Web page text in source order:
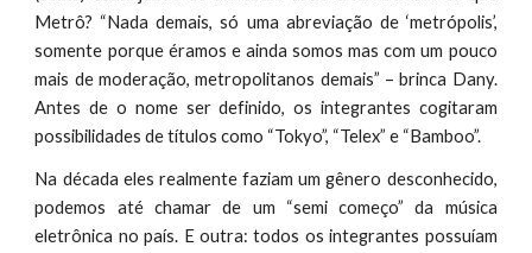
Metrô? “Nada demais, só uma abreviação de ‘metrópolis’,
somente porque éramos e ainda somos mas com um pouco
mais de moderação, metropolitanos demais” – brinca Dany.
Antes de o nome ser definido, os integrantes cogitaram
possibilidades de títulos como “Tokyo”, “Telex” e “Bamboo”.
Na década eles realmente faziam um gênero desconhecido,
podemos até chamar de um “semi começo” da música
eletrônica no país. E outra: todos os integrantes possuíam